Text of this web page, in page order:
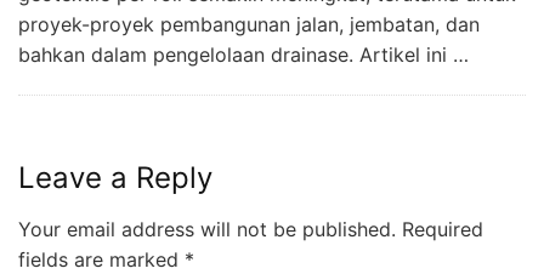
proyek-proyek pembangunan jalan, jembatan, dan
bahkan dalam pengelolaan drainase. Artikel ini …
Leave a Reply
Your email address will not be published. Required
fields are marked *